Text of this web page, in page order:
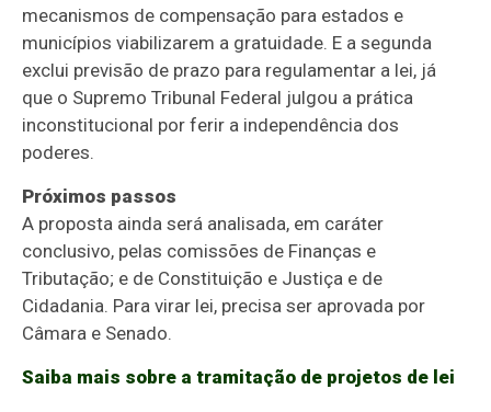
mecanismos de compensação para estados e
municípios viabilizarem a gratuidade. E a segunda
exclui previsão de prazo para regulamentar a lei, já
que o Supremo Tribunal Federal julgou a prática
inconstitucional por ferir a independência dos
poderes.
Próximos passos
A proposta ainda será analisada, em caráter
conclusivo, pelas comissões de Finanças e
Tributação; e de Constituição e Justiça e de
Cidadania. Para virar lei, precisa ser aprovada por
Câmara e Senado.
Saiba mais sobre a tramitação de projetos de lei